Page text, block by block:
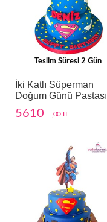
Teslim Süresi 2 Gün
İki Katlı Süperman
Doğum Günü Pastası
5610 ,00 TL